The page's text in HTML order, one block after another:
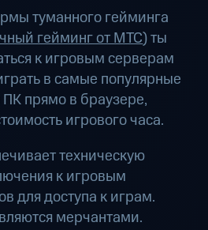
туманного гейминга
гейминг от МТС) ты
к игровым серверам
в самые популярные
прямо в браузере,
игрового часа.
техническую
к игровым
для доступа к играм.
мерчантами.